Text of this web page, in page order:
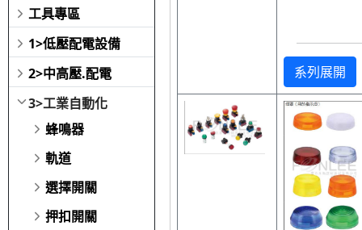
工具專區
1>低壓配電設備
2>中高壓.配電
3>工業自動化
蜂鳴器
軌道
選擇開關
押扣開關
系列展開